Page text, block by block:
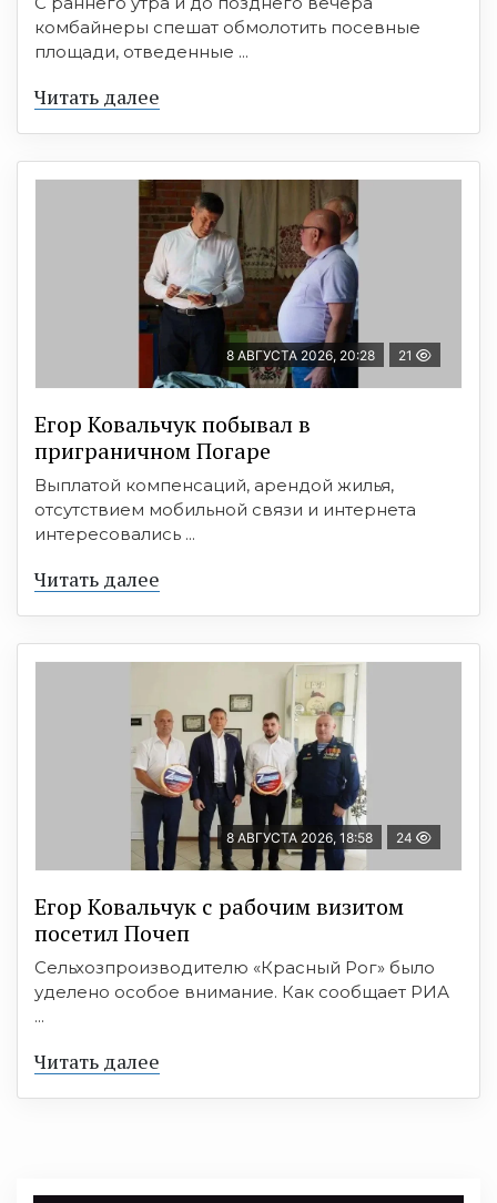
комбайнеры спешат обмолотить посевные
площади, отведенные ...
Читать далее
8 АВГУСТА 2026, 20:28 21
Егор Ковальчук побывал в
приграничном Погаре
Выплатой компенсаций, арендой жилья,
отсутствием мобильной связи и интернета
интересовались ...
Читать далее
8 АВГУСТА 2026, 18:58 24
Егор Ковальчук с рабочим визитом
посетил Почеп
Сельхозпроизводителю «Красный Рог» было
уделено особое внимание. Как сообщает РИА
...
Читать далее